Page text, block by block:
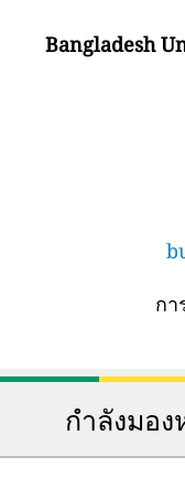
Bangladesh
กา
กำลังมอ